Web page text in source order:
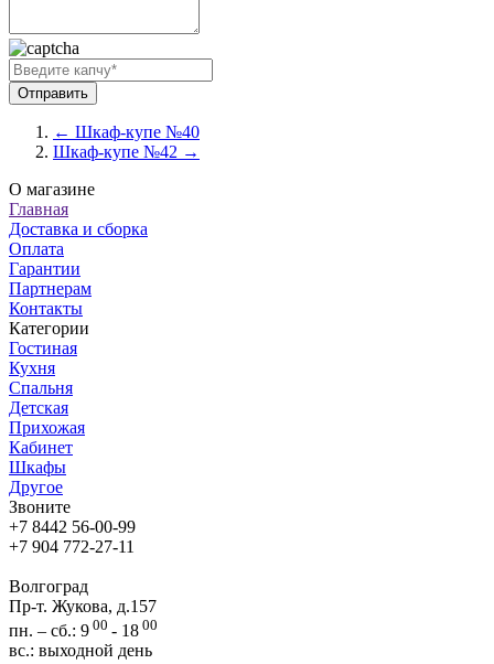
← Шкаф-купе №40
Шкаф-купе №42 →
О магазине
Главная
Доставка и сборка
Оплата
Гарантии
Партнерам
Контакты
Категории
Гостиная
Кухня
Спальня
Детская
Прихожая
Кабинет
Шкафы
Другое
Звоните
+7 8442 56-00-99
+7 904 772-27-11
Волгоград
Пр-т. Жукова, д.157
пн. – сб.: 9 00 - 18 00
вс.: выходной день